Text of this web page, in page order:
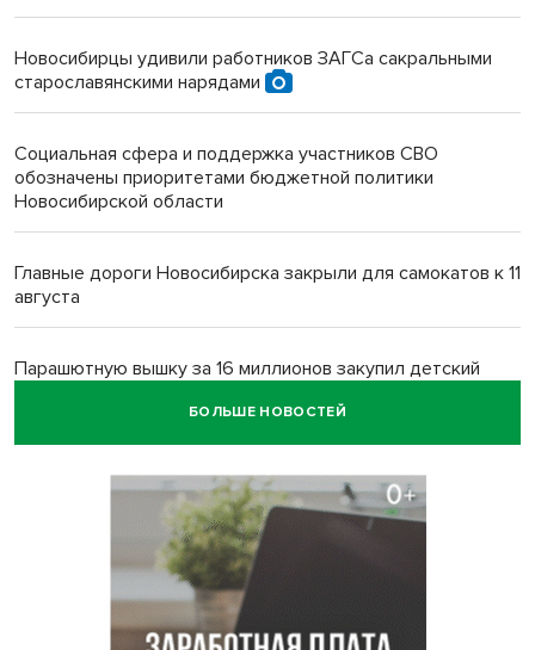
Новосибирцы удивили работников ЗАГСа сакральными
старославянскими нарядами
Социальная сфера и поддержка участников СВО
обозначены приоритетами бюджетной политики
Новосибирской области
Главные дороги Новосибирска закрыли для самокатов к 11
августа
Парашютную вышку за 16 миллионов закупил детский
БОЛЬШЕ НОВОСТЕЙ